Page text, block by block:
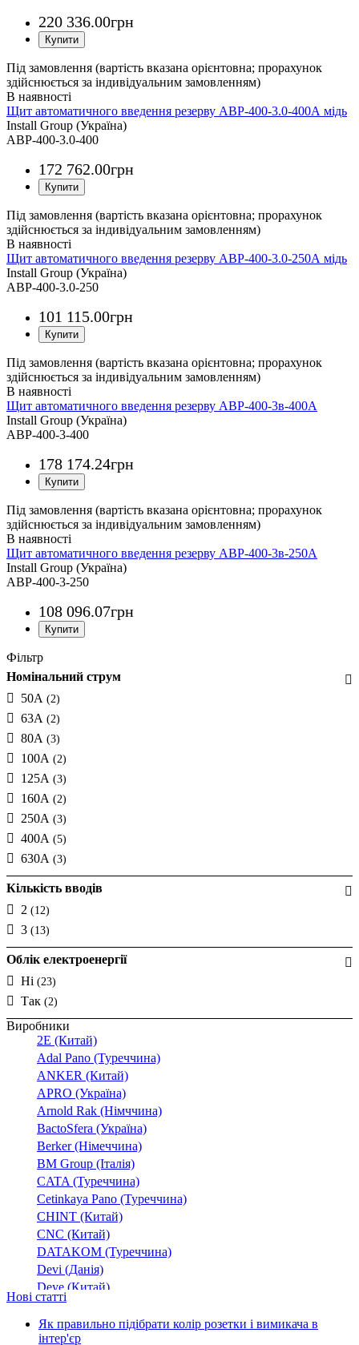
220 336.00грн
Під замовлення (вартість вказана орієнтовна; прорахунок
здійснюється за індивідуальним замовленням)
Щит автоматичного введення резерву АВР-400-3.0-400А мідь
Install Group (Україна)
АВР-400-3.0-400
172 762.00грн
Під замовлення (вартість вказана орієнтовна; прорахунок
здійснюється за індивідуальним замовленням)
Щит автоматичного введення резерву АВР-400-3.0-250А мідь
Install Group (Україна)
АВР-400-3.0-250
101 115.00грн
Під замовлення (вартість вказана орієнтовна; прорахунок
здійснюється за індивідуальним замовленням)
Щит автоматичного введення резерву АВР-400-3в-400А
Install Group (Україна)
АВР-400-3-400
178 174.24грн
Під замовлення (вартість вказана орієнтовна; прорахунок
здійснюється за індивідуальним замовленням)
Щит автоматичного введення резерву АВР-400-3в-250А
Install Group (Україна)
АВР-400-3-250
108 096.07грн
Фільтр
Номінальний струм
50А (2)
63А (2)
80А (3)
100А (2)
125А (3)
160A (2)
250A (3)
400A (5)
630A (3)
Кількість вводів
2 (12)
3 (13)
Облік електроенергії
Ні (23)
Так (2)
Виробники
2E (Китай)
Adal Pano (Туреччина)
ANKER (Китай)
APRO (Україна)
Arnold Rak (Німччина)
BactoSfera (Україна)
Berker (Німеччина)
BM Group (Італія)
CATA (Туреччина)
Cetinkaya Pano (Туреччина)
CHINT (Китай)
CNC (Китай)
DATAKOM (Туреччина)
Devi (Данія)
Deye (Китай)
DigiTop (Україна)
DKC (Україна)
Dyness (Китай)
Нові статті
Як правильно підібрати колір розетки і вимикача в
інтер'єр